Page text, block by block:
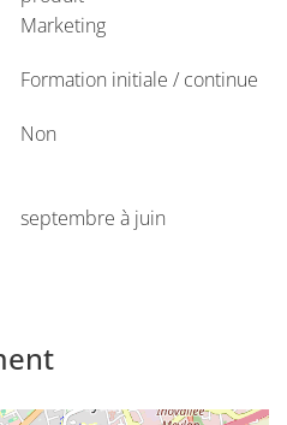
Marketing
Formation initiale / continue
Non
septembre à juin